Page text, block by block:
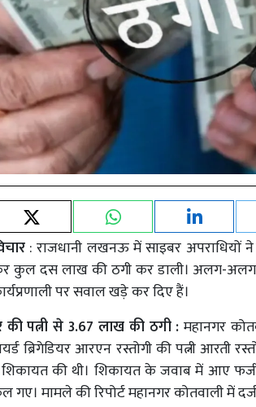
: राजधानी लखनऊ में साइबर अपराधियों ने
कुल दस लाख की ठगी कर डाली। अलग-अलग
पर सवाल खड़े कर दिए हैं।
की पत्नी से 3.67 लाख की ठगी :महानगर
ब्रिगेडियर आरएन रस्तोगी की पत्नी
की थी। शिकायत के जवाब में आए
मामले की रिपोर्ट महानगर कोतवाली में